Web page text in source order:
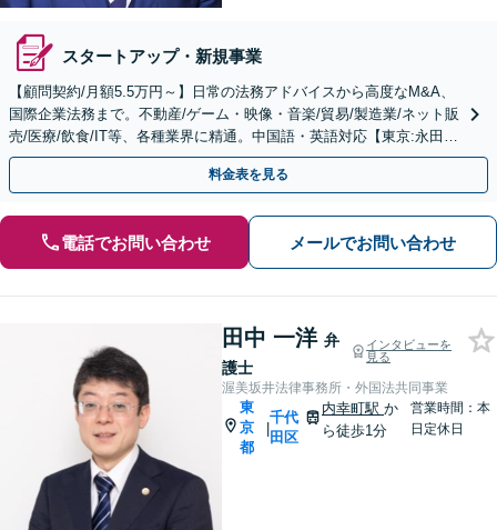
スタートアップ・新規事業
【顧問契約/月額5.5万円～】日常の法務アドバイスから高度なM&A、
国際企業法務まで。不動産/ゲーム・映像・音楽/貿易/製造業/ネット販
売/医療/飲食/IT等、各種業界に精通。中国語・英語対応【東京:永田町
駅2分】【大阪:北浜駅2分】
料金表を見る
電話でお問い合わせ メールでお問い合わせ
田中 一洋 弁
護士
インタビューを
見る
渥美坂井法律事務所・外国法共同事業
東
京
都
|
千代
田区
内幸町駅か
ら徒歩1分
営業時間：本
日定休日